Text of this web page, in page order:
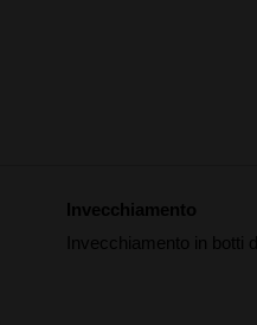
Invecchiamento
Invecchiamento in botti